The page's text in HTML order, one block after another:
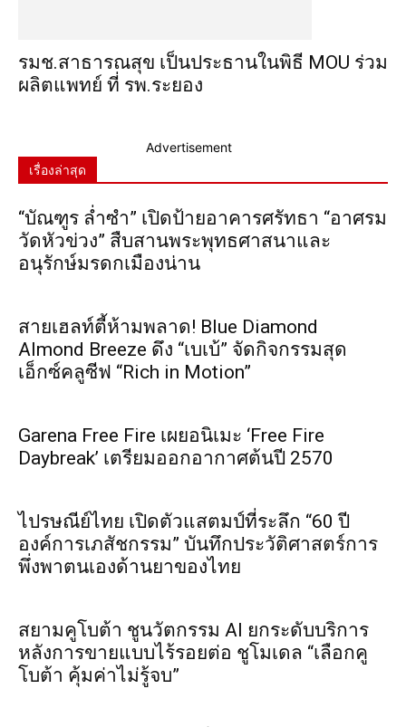
รมช.สาธารณสุข เป็นประธานในพิธี MOU ร่วม
ผลิตแพทย์ ที่ รพ.ระยอง
Advertisement
เรื่องล่าสุด
“บัณฑูร ล่ำซำ” เปิดป้ายอาคารศรัทธา “อาศรม
วัดหัวข่วง” สืบสานพระพุทธศาสนาและ
อนุรักษ์มรดกเมืองน่าน
สายเฮลท์ตี้ห้ามพลาด! Blue Diamond
Almond Breeze ดึง “เบเบ้” จัดกิจกรรมสุด
เอ็กซ์คลูซีฟ “Rich in Motion”
Garena Free Fire เผยอนิเมะ ‘Free Fire
Daybreak’ เตรียมออกอากาศต้นปี 2570
ไปรษณีย์ไทย เปิดตัวแสตมป์ที่ระลึก “60 ปี
องค์การเภสัชกรรม” บันทึกประวัติศาสตร์การ
พึ่งพาตนเองด้านยาของไทย
สยามคูโบต้า ชูนวัตกรรม AI ยกระดับบริการ
หลังการขายแบบไร้รอยต่อ ชูโมเดล “เลือกคู
โบต้า คุ้มค่าไม่รู้จบ”